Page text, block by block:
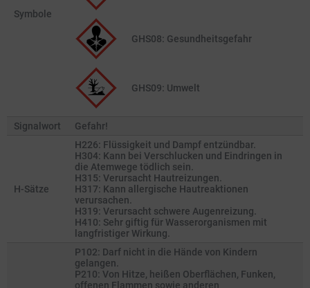
Symbole
GHS08: Gesund­heits­gefahr
GHS09: Umwelt
Signalwort Gefahr!
H-Sätze
H226: Flüssigkeit und Dampf entzündbar.
H304: Kann bei Verschlucken und Eindringen in
die Atemwege tödlich sein.
H315: Verursacht Hautreizungen.
H317: Kann allergische Hautreaktionen
verursachen.
H319: Verursacht schwere Augenreizung.
H410: Sehr giftig für Wasserorganismen mit
langfristiger Wirkung.
P102: Darf nicht in die Hände von Kindern
gelangen.
P210: Von Hitze, heißen Oberflächen, Funken,
offenen Flammen sowie anderen